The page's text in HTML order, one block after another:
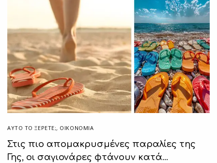
ΑΥΤΌ ΤΟ ΞΈΡΕΤΕ;, ΟΙΚΟΝΟΜΙΑ
Στις πιο απομακρυσμένες παραλίες της
Γης, οι σαγιονάρες φτάνουν κατά…